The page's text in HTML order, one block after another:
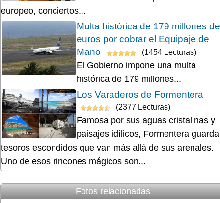
europeo, conciertos...
Multa histórica de 179 millones de
euros por cobrar el Equipaje de
Mano
(1454 Lecturas)
El Gobierno impone una multa
histórica de 179 millones...
Los Varaderos de Formentera
(2377 Lecturas)
Famosa por sus aguas cristalinas y
paisajes idílicos, Formentera guarda
tesoros escondidos que van más allá de sus arenales.
Uno de esos rincones mágicos son...
Fotos relacionadas